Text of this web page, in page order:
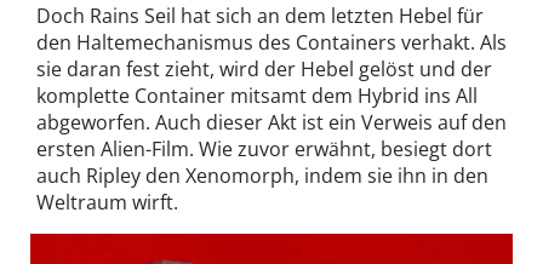
Doch Rains Seil hat sich an dem letzten Hebel für
den Haltemechanismus des Containers verhakt. Als
sie daran fest zieht, wird der Hebel gelöst und der
komplette Container mitsamt dem Hybrid ins All
abgeworfen. Auch dieser Akt ist ein Verweis auf den
ersten Alien-Film. Wie zuvor erwähnt, besiegt dort
auch Ripley den Xenomorph, indem sie ihn in den
Weltraum wirft.